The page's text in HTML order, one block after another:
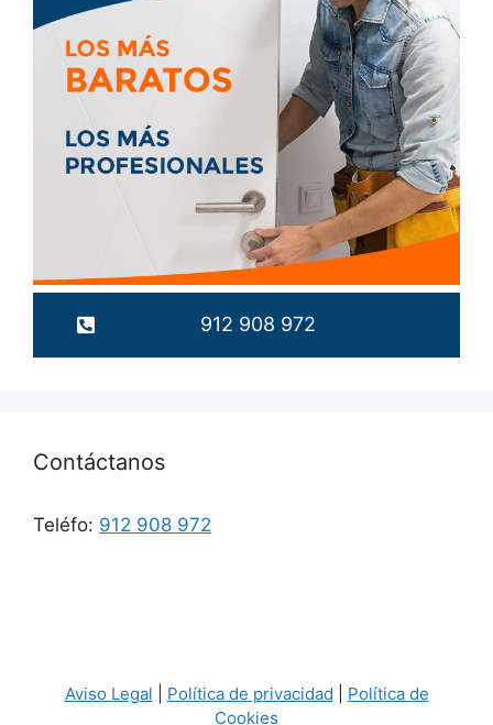
912 908 972
Contáctanos
Teléfo: 912 908 972
Aviso Legal Política de privacidad
Política de
Cookies